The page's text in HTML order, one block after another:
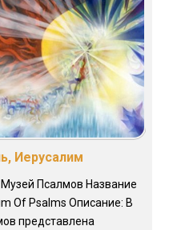
Иерусалим
Псалмов Название
Of Psalms Описание: В
представлена